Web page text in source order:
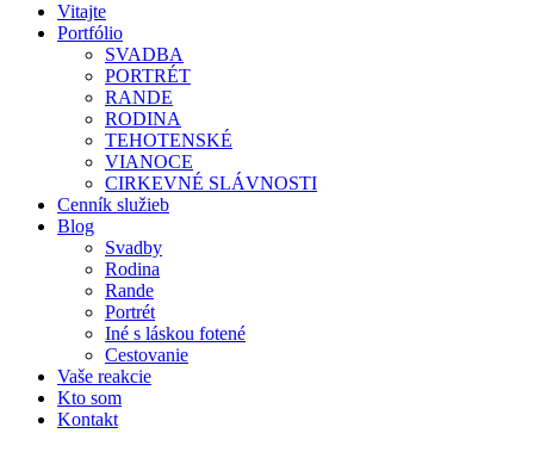
Vitajte
Portfólio
SVADBA
PORTRÉT
RANDE
RODINA
TEHOTENSKÉ
VIANOCE
CIRKEVNÉ SLÁVNOSTI
Cenník služieb
Blog
Svadby
Rodina
Rande
Portrét
Iné s láskou fotené
Cestovanie
Vaše reakcie
Kto som
Kontakt